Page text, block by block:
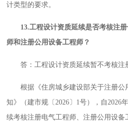
计类型的要求。
13.工程设计资质延续是否考核注册
师和注册公用设备工程师？
答：工程设计资质延续暂不考核注
根据《住房城乡建设部关于注册公
知》（建市规〔2026〕1号），自2026
续考核注册电气工程师、注册公用设备